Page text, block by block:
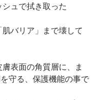
ュで拭き取った
バリア」まで壊して
表面の角質層に、ま
守る、保護機能の事で